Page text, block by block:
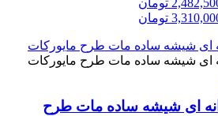
تومان
تومان
ای شیشه ساده مات طرح